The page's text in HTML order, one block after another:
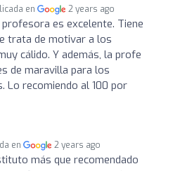
en 2 years ago
profesora es excelente. Tiene
trata de motivar a los
cálido. Y además, la profe
de maravilla para los
Lo recomiendo al 100 por
en 2 years ago
más que recomendado